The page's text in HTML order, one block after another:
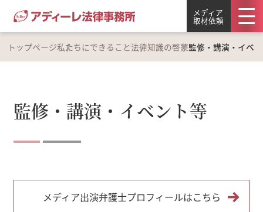
メディア
取材依頼
トップページ私たちにできること 法律知識の啓蒙監修・講演・イベ
監修・講演・イベント等
メディア出演弁護士プロフィールはこちら